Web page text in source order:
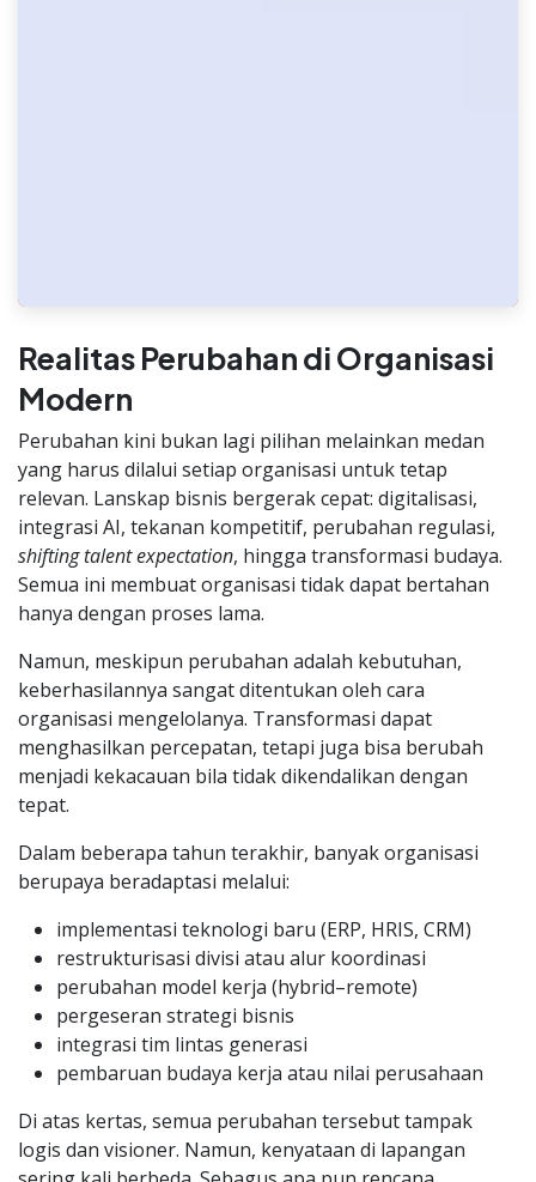
Realitas Perubahan di Organisasi
Modern
Perubahan kini bukan lagi pilihan melainkan medan
yang harus dilalui setiap organisasi untuk tetap
relevan. Lanskap bisnis bergerak cepat: digitalisasi,
integrasi AI, tekanan kompetitif, perubahan regulasi,
shifting talent expectation, hingga transformasi budaya.
Semua ini membuat organisasi tidak dapat bertahan
hanya dengan proses lama.
Namun, meskipun perubahan adalah kebutuhan,
keberhasilannya sangat ditentukan oleh cara
organisasi mengelolanya. Transformasi dapat
menghasilkan percepatan, tetapi juga bisa berubah
menjadi kekacauan bila tidak dikendalikan dengan
tepat.
Dalam beberapa tahun terakhir, banyak organisasi
berupaya beradaptasi melalui:
implementasi teknologi baru (ERP, HRIS, CRM)
restrukturisasi divisi atau alur koordinasi
perubahan model kerja (hybrid–remote)
pergeseran strategi bisnis
integrasi tim lintas generasi
pembaruan budaya kerja atau nilai perusahaan
Di atas kertas, semua perubahan tersebut tampak
logis dan visioner. Namun, kenyataan di lapangan